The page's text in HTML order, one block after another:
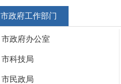
市政府工作部门
市政府办公室
市科技局
市民政局